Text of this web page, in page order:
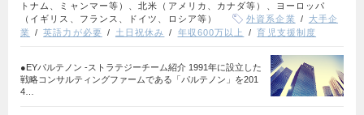
トナム、ミャンマー等）、北米（アメリカ、カナダ等）、ヨーロッパ
（イギリス、フランス、ドイツ、ロシア等）
外資系企業
大手企
業
英語力が必要 土日祝休み 年収600万以上 育児支援制度
●EYパルテノン ‐ストラテジーチーム紹介 1991年に設立した
戦略コンサルティングファームである「パルテノン」を201
4…